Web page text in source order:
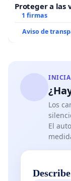
Proteger a las
1 firmas
Aviso de
INICIA
Los
El